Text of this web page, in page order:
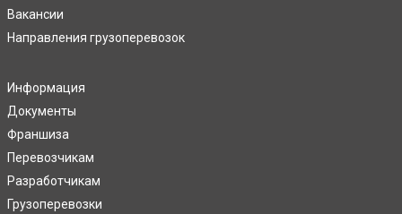
Вакансии
Направления грузоперевозок
Информация
Документы
Франшиза
Перевозчикам
Разработчикам
Грузоперевозки